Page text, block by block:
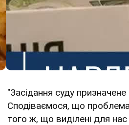
"Засідання суду
Сподіваємося, що
того ж, що виділені для